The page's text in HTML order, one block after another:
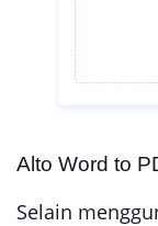
Alto Word to
Selain